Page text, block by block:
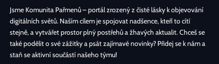
Jsme Komunita Pařmenů – portál zrozený z čisté lásky k objevování
digitálních světů. Naším cílem je spojovat nadšence, kteří to cítí
stejně, a vytvářet prostor plný postřehů a žhavých aktualit. Chceš se
také podělit o své zážitky a psát zajímavé novinky? Přidej se k nám a
staň se aktivní součástí našeho týmu!